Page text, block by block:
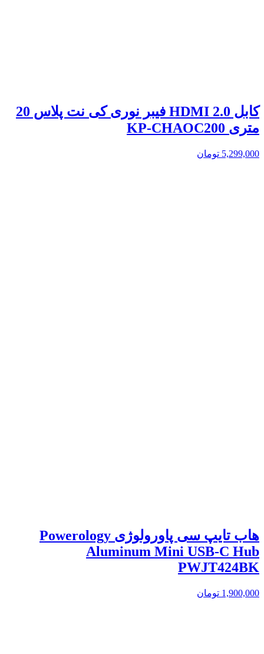
کابل 2.0 HDMI فیبر نوری کی نت پلاس 20
متری KP-CHAOC200
5,299,000 تومان
هاب تایپ سی پاورولوژی Powerology
Aluminum Mini USB-C Hub
PWJT424BK
1,900,000 تومان